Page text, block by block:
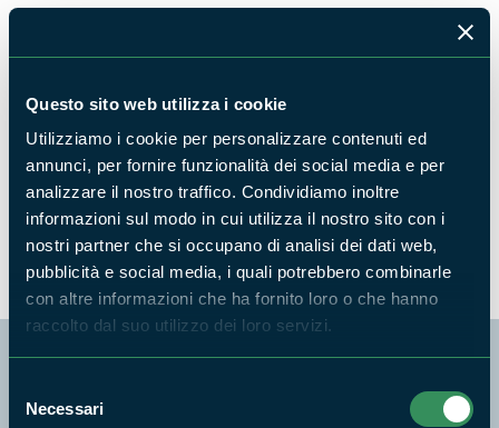
Questo sito web utilizza i cookie
Utilizziamo i cookie per personalizzare contenuti ed
annunci, per fornire funzionalità dei social media e per
analizzare il nostro traffico. Condividiamo inoltre
informazioni sul modo in cui utilizza il nostro sito con i
nostri partner che si occupano di analisi dei dati web,
pubblicità e social media, i quali potrebbero combinarle
con altre informazioni che ha fornito loro o che hanno
raccolto dal suo utilizzo dei loro servizi.
delNecessari
Quattro gli eventi promossi dall'Ente Parco
Ausoni in occasione della "Settimana europea
dei Parchi"